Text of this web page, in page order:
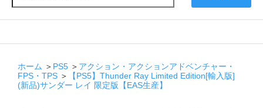
ホーム ＞ PS5 ＞ アクション・アクションアドベンチャー・
FPS・TPS ＞
【PS5】Thunder Ray Limited Edition[輸入版]
(新品)サンダー レイ 限定版【EAS生産】